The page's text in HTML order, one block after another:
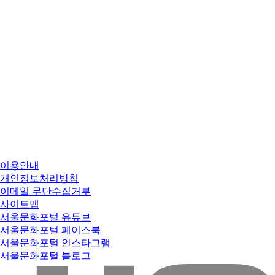
이용안내
개인정보처리방침
이메일 무단수집거부
사이트맵
서울문화포털 유튜브
서울문화포털 페이스북
서울문화포털 인스타그램
서울문화포털 블로그